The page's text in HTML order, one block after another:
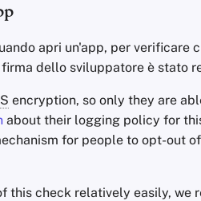
apri un'app, per verificare
dello sviluppatore è stato
encryption, so only they are
about their logging policy for
for people to opt-out
this check relatively easily, we